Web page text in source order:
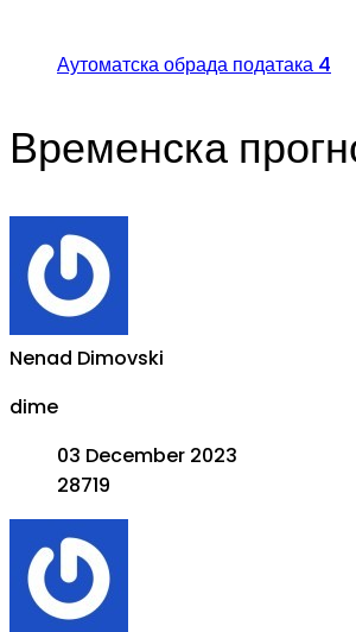
Аутоматска обрада података 4
Временска
Nenad Dimovski
dime
03 December 2023
28719